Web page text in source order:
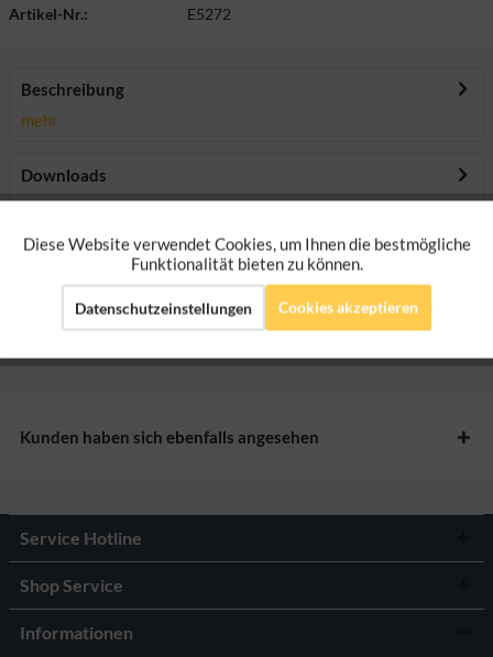
Artikel-Nr.: E5272
Beschreibung
mehr
Downloads
Bewertungen
0
Bewertungen lesen, schreiben und diskutieren...
Herstellerangaben
Kunden haben sich ebenfalls angesehen
Service Hotline
Shop Service
Informationen
Funktionale Aktiv
Marketing Aktiv
Personalisierung
Diese Website verwendet Cookies, um Ihnen die bestmögliche
Funktionalität bieten zu können.
Datenschutzeinstellungen Cookies akzeptieren